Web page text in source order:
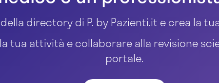
directory di P. by Pazienti.it e crea la
tua attività e collaborare alla revisione
portale.